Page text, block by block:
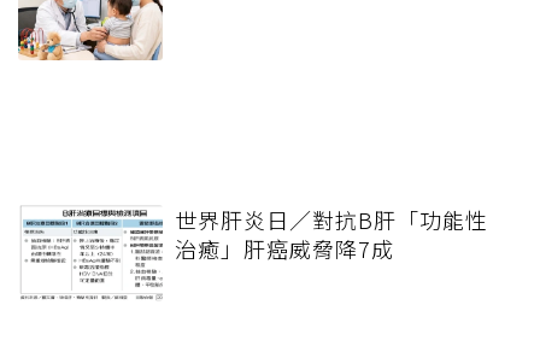
世界肝炎日／對抗B肝「功能性
治癒」肝癌威脅降7成